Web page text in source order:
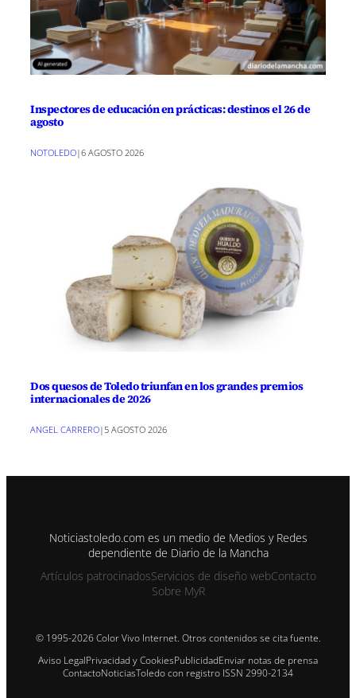
Inspectores de educación en prácticas: destinos el 26 de
agosto
NOTOLEDO|6 AGOSTO 2026
Dos quesos de Toledo triunfan en los grandes premios
internacionales de 2026
ANGEL CARRERO| 5 AGOSTO 2026
Noticiastoledo.com es un medio de Medios y Redes
dependiente de Diario de la Mancha
Artículos patrocinadosServicios de diseño webContacto
Sobre MyR
© 1995-2026 Color Vivo Internet. Otros contenidos se cita fuente.
Aviso LegalPrivacidad y CookiesPublicidadEnviar notas de prensa
ContactoNoticiasToledo con registro ISSN 2990-2134